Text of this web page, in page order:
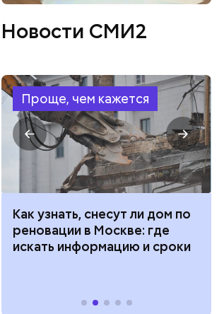
Новости СМИ2
Проще, чем кажется
Как узнать, снесут ли дом по
реновации в Москве: где
искать информацию и сроки